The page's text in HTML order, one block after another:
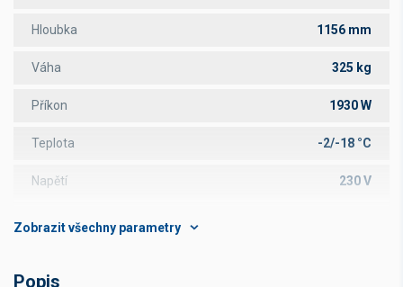
Hloubka 1156 mm
Váha 325 kg
Příkon 1930 W
Teplota -2/-18 °C
Napětí 230 V
Popis